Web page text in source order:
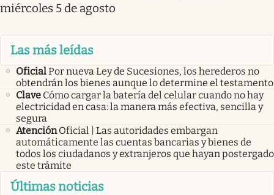
miércoles 5 de agosto
Las más leídas
OficialPor nueva Ley de Sucesiones, los herederos no
obtendrán los bienes aunque lo determine el testamento
Clave Cómo cargar la batería del celular cuando no hay
electricidad en casa: la manera más efectiva, sencilla y
segura
Atención Oficial | Las autoridades embargan
automáticamente las cuentas bancarias y bienes de
todos los ciudadanos y extranjeros que hayan postergado
este trámite
Últimas noticias